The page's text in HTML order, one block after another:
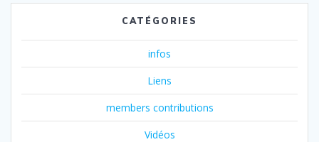
CATÉGORIES
infos
Liens
members contributions
Vidéos